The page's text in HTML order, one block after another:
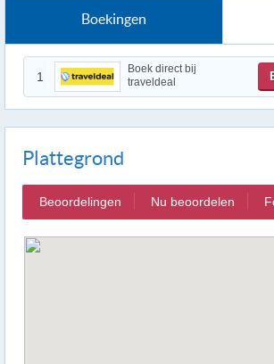
Boekingen
1
Boek direct bij
traveldeal
Plattegrond
Beoordelingen Nu beoordelen